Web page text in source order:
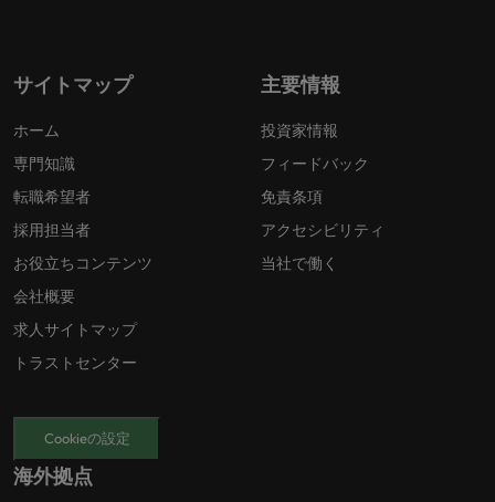
サイトマップ
ホーム
専門知識
転職希望者
採用担当者
お役立ちコンテンツ
会社概要
求人サイトマップ
トラストセンター
主要情報
投資家情報
フィードバック
免責条項
アクセシビリティ
当社で働く
Cookieの設定
海外拠点